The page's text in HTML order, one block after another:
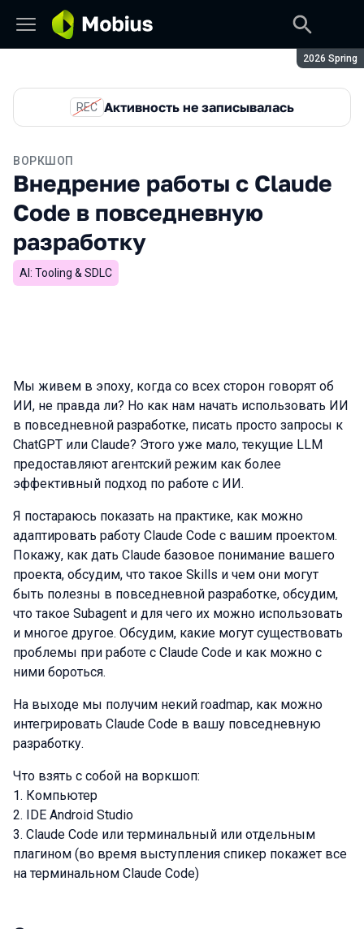
Сезон:
2026 Spring
REC Активность не записывалась
ВОРКШОП
Внедрение работы с Claude
Code в повседневную
разработку
AI: Tooling & SDLC
Мы живем в эпоху, когда со всех сторон говорят об
ИИ, не правда ли? Но как нам начать использовать ИИ
в повседневной разработке, писать просто запросы к
ChatGPT или Claude? Этого уже мало, текущие LLM
предоставляют агентский режим как более
эффективный подход по работе с ИИ.
Я постараюсь показать на практике, как можно
адаптировать работу Claude Code с вашим проектом.
Покажу, как дать Claude базовое понимание вашего
проекта, обсудим, что такое Skills и чем они могут
быть полезны в повседневной разработке, обсудим,
что такое Subagent и для чего их можно использовать
и многое другое. Обсудим, какие могут существовать
проблемы при работе с Claude Code и как можно с
ними бороться.
На выходе мы получим некий roadmap, как можно
интегрировать Claude Code в вашу повседневную
разработку.
Что взять с собой на воркшоп:
1. Компьютер
2. IDE Android Studio
3. Claude Code или терминальный или отдельным
плагином (во время выступления спикер покажет все
на терминальном Claude Code)